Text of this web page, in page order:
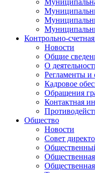
Контрольно-
Новости
Общие
О
Регламенты и
Кадровое
Обращения
Контактная
Общество
Новости
Совет
Общественная